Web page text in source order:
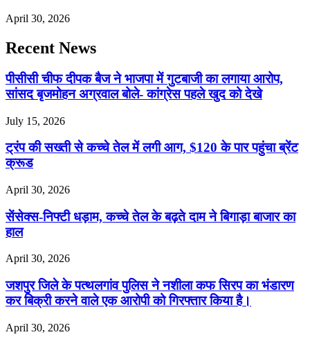
April 30, 2026
Recent News
पीसीसी चीफ दीपक बैज ने भाजपा में गुटबाजी का लगाया आरोप,
सांसद बृजमोहन अग्रवाल बोले- कांग्रेस पहले खुद को देखे
July 15, 2026
ट्रंप की सख्ती से कच्चे तेल में लगी आग, $120 के पार पहुंचा ब्रेंट
क्रूड
April 30, 2026
सेंसेक्स-निफ्टी धड़ाम, कच्चे तेल के बढ़ते दाम ने बिगाड़ा बाजार का
हाल
April 30, 2026
जशपुर जिले के पत्थलगांव पुलिस ने नशीला कफ सिरप का भंडारण
कर बिक्री करने वाले एक आरोपी को गिरफ्तार किया है।
April 30, 2026